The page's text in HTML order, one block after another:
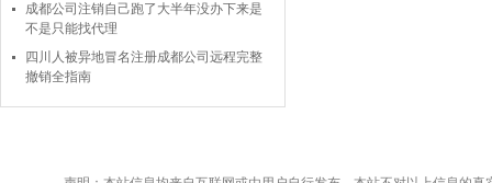
成都公司注销自己跑了大半年没办下来是
不是只能找代理
四川人被异地冒名注册成都公司远程完整
撤销全指南